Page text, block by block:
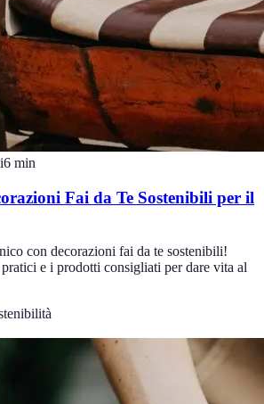
6 min
Fai da Te Sostenibili per il
con decorazioni fai da te sostenibili!
e i prodotti consigliati per dare vita al